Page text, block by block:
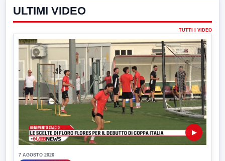
ULTIMI VIDEO
TUTTI I VIDEO
▶
7 AGOSTO 2026